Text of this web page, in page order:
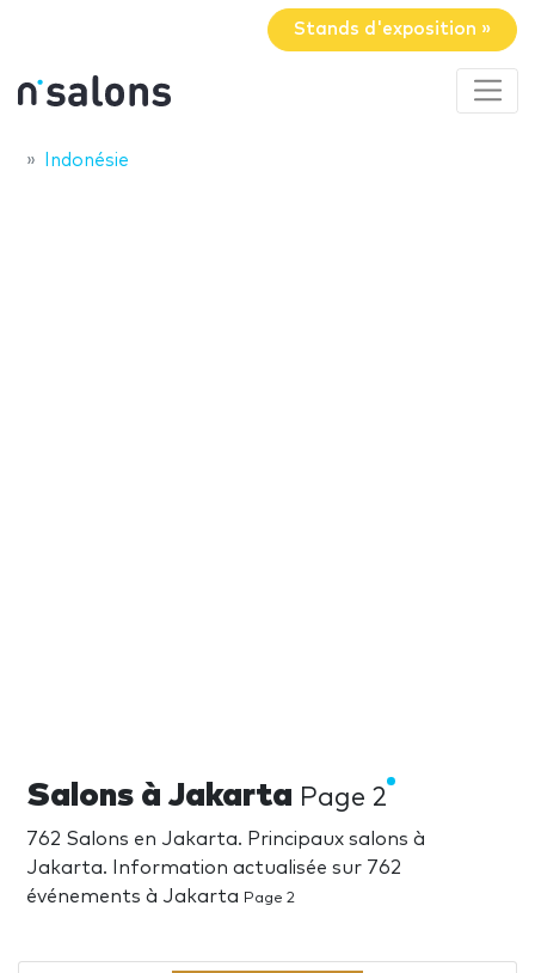
Stands d'exposition »
Indonésie
Salons à Jakarta Page 2
762 Salons en Jakarta. Principaux salons à
Jakarta. Information actualisée sur 762
événements à Jakarta Page 2